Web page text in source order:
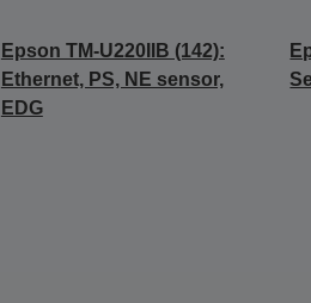
Epson TM-U220IIB (142):
Ethernet, PS, NE sensor,
EDG